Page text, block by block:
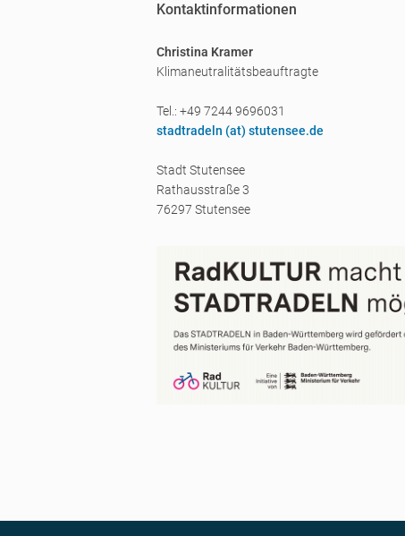
Kontaktinformationen
Christina Kramer
Klimaneutralitätsbeauftragte
Tel.: +49 7244 9696031
stadtradeln (at) stutensee.de
Stadt Stutensee
Rathausstraße 3
76297 Stutensee